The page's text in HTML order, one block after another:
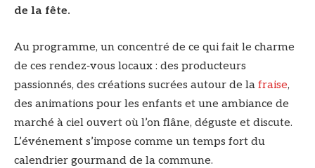
de la fête.
Au programme, un concentré de ce qui fait le charme
de ces rendez‑vous locaux : des producteurs
passionnés, des créations sucrées autour de la fraise,
des animations pour les enfants et une ambiance de
marché à ciel ouvert où l’on flâne, déguste et discute.
L’événement s’impose comme un temps fort du
calendrier gourmand de la commune.